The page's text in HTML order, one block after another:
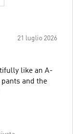
21 luglio 2026
like an A-
and the